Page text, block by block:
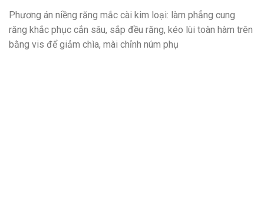
Phương án niềng răng mắc cài kim loại: làm phẳng cung
răng khắc phục cắn sâu, sắp đều răng, kéo lùi toàn hàm trên
bằng vis để giảm chìa, mài chỉnh núm phụ